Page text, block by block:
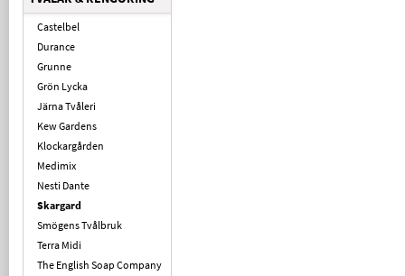
Castelbel
Durance
Grunne
Grön Lycka
Järna Tvåleri
Kew Gardens
Klockargården
Medimix
Nesti Dante
Skargard
Smögens Tvålbruk
Terra Midi
The English Soap Company